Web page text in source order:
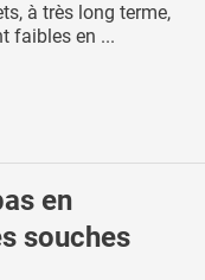
à très long terme,
faibles en ...
en
souches